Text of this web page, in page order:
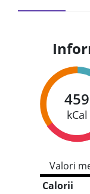
459
kCal
Valori
Calorii